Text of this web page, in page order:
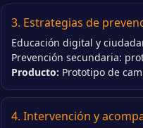
3. Estrategias de
Educación digital y
Prevención secundaria:
Producto: Prototipo de
4. Intervención y